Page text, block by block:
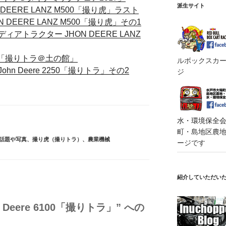
LANZ M500「撮り虎」ラスト
DEERE LANZ M500「撮り虎」その1
ィアトラクター JHON DEERE LANZ
りトラ＠土の館」
Deere 2250「撮りトラ」その2
題や写真、 撮り虎（撮りトラ） 、 農業機械
6100「撮りトラ」” への
派生サイト
ルボックスカ
ジ
水・環境保全
町・島地区農
ージです
紹介していただい